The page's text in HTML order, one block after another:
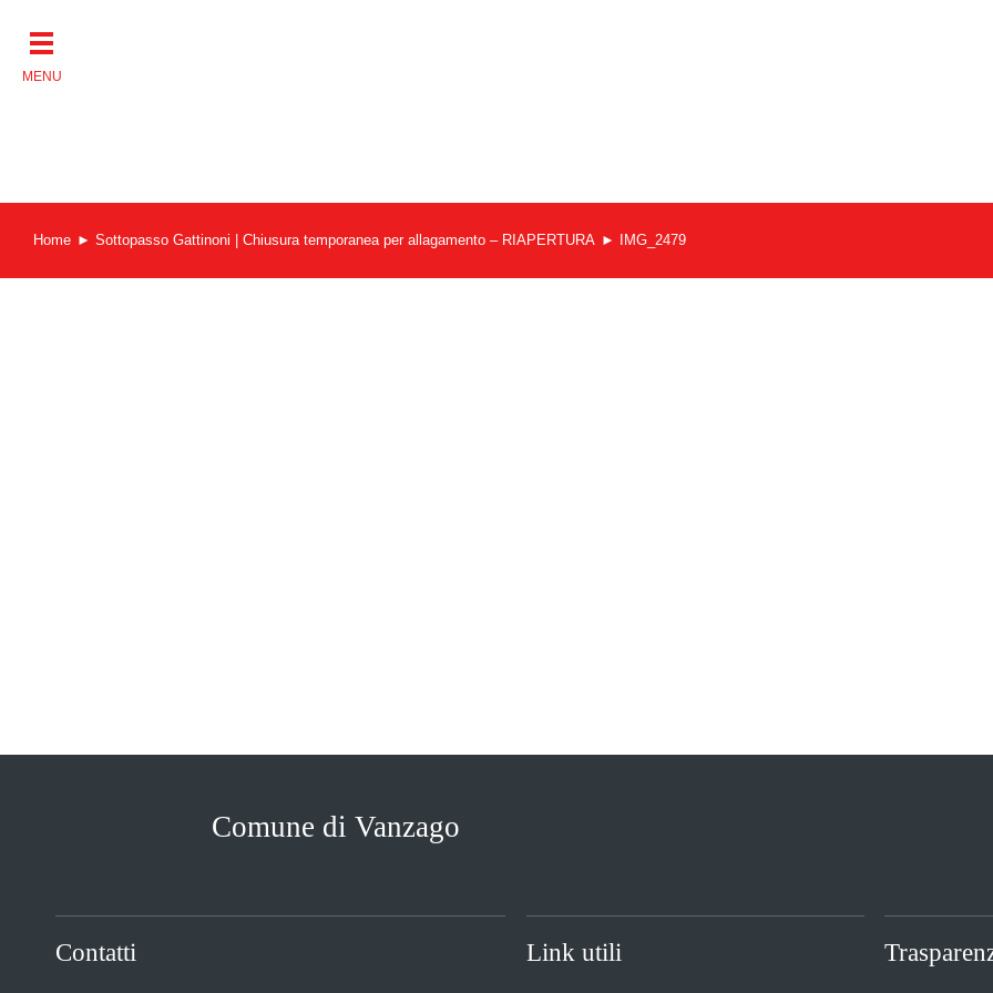
contenuto
Home Sottopasso Gattinoni | Chiusura temporanea per allagamento – RIAPERTURA IMG_2479
Comune di Vanzago
Contatti Link utili